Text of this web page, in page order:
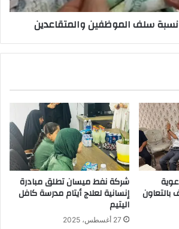
نسبة سلف الموظفين والمتقاعدين
بالتعاون
شركة نفط ميسان تطلق مبادرة
إنسانية لعلاج أيتام مدرسة كافل
اليتيم
27 أغسطس، 2025